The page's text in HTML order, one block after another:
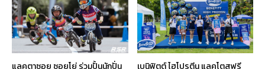
แลคตาซอย ซอยโย่ ร่วมปั้นนักปั่น
เบนิฟิตต์ ไฮโปรตีน แลคโตสฟรี